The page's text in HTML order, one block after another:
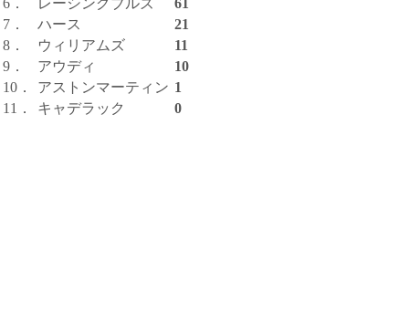
7．
ハース
21
8．
ウィリアムズ
11
9．
アウディ
10
10．
アストンマーティン 1
11．
キャデラック 0